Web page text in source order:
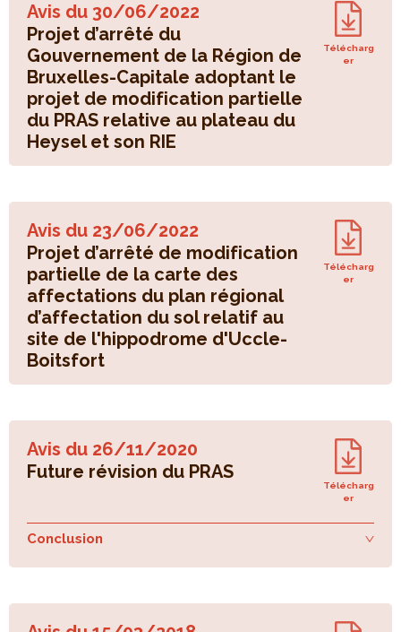
Avis du 30/06/2022
Projet d’arrêté du
Gouvernement de la Région de
Bruxelles-Capitale adoptant le
projet de modification partielle
du PRAS relative au plateau du
Heysel et son RIE
Télécharg
er
Avis du 23/06/2022
Projet d’arrêté de modification
partielle de la carte des
affectations du plan régional
d’affectation du sol relatif au
site de l'hippodrome d'Uccle-
Boitsfort
Télécharg
er
Avis du 26/11/2020
Future révision du PRAS
Télécharg
er
Conclusion